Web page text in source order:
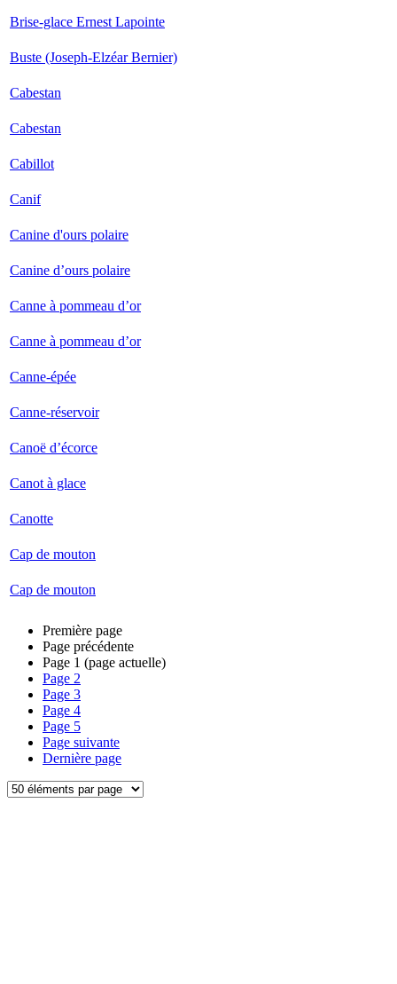
Brise-glace Ernest Lapointe
Buste (Joseph-Elzéar Bernier)
Cabestan
Cabestan
Cabillot
Canif
Canine d'ours polaire
Canine d’ours polaire
Canne à pommeau d’or
Canne à pommeau d’or
Canne-épée
Canne-réservoir
Canoë d’écorce
Canot à glace
Canotte
Cap de mouton
Cap de mouton
Première page
Page précédente
Page 1 (page actuelle)
Page 2
Page 3
Page 4
Page 5
Page suivante
Dernière page